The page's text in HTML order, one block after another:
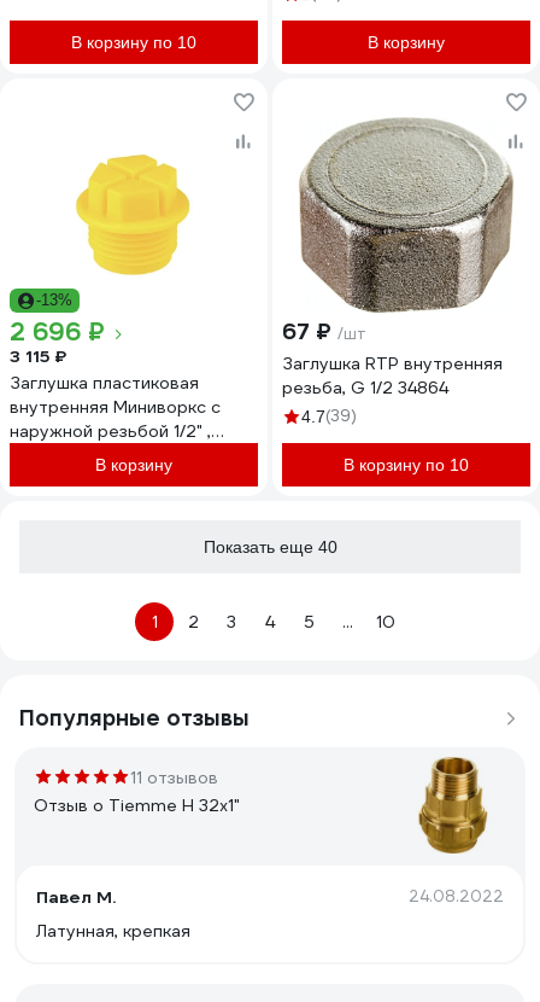
В корзину по 10 В корзину
-13%
2 696 ₽
3 115 ₽
Заглушка пластиковая
внутренняя Миниворкс с
наружной резьбой 1/2" ,
серия TF, цвет желтый – (10
В корзину
67 ₽ /шт
Заглушка RTP внутренняя
резьба, G 1/2 34864
4.7(39)
В корзину по 10
Показать еще 40
1 2 3 4 5 ... 10
Популярные отзывы
11 отзывов
Отзыв о Tiemme Н 32х1"
Павел М. 24.08.2022
Латунная, крепкая